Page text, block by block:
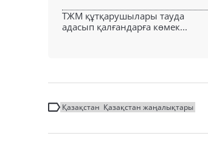
ТЖМ құтқарушылары тауда
адасып қалғандарға көмек...
Қазақстан Қазақстан жаңалықтары